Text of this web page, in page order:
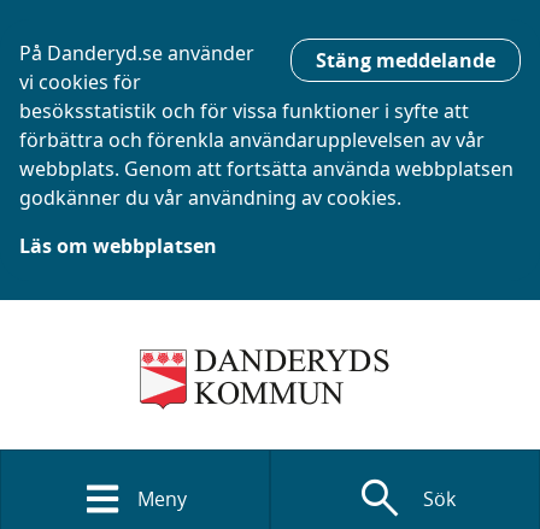
Stäng meddelande
På Danderyd.se använder
vi cookies för
besöksstatistik och för vissa funktioner i syfte att
förbättra och förenkla användarupplevelsen av vår
webbplats. Genom att fortsätta använda webbplatsen
godkänner du vår användning av cookies.
Läs om webbplatsen
Meny search Sök